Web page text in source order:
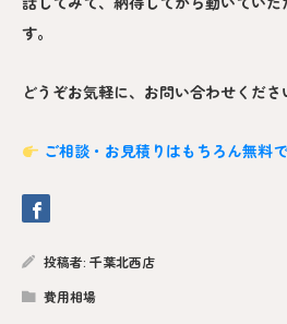
す。
どうぞお気軽に、お問い合わせくだ
ご相談・お見積りはもちろん無料
投稿者: 千葉北西店
費用相場